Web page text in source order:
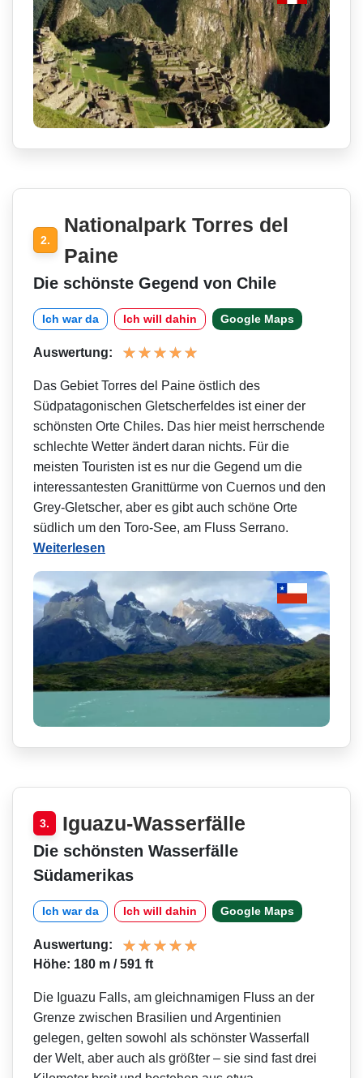
2.
Nationalpark Torres del
Paine
Die schönste Gegend von Chile
Ich war da Ich will dahin Google Maps
Auswertung:
Das Gebiet Torres del Paine östlich des
Südpatagonischen Gletscherfeldes ist einer der
schönsten Orte Chiles. Das hier meist herrschende
schlechte Wetter ändert daran nichts. Für die
meisten Touristen ist es nur die Gegend um die
interessantesten Granittürme von Cuernos und den
Grey-Gletscher, aber es gibt auch schöne Orte
südlich um den Toro-See, am Fluss Serrano.
Weiterlesen
3. Iguazu-Wasserfälle
Die schönsten Wasserfälle
Südamerikas
Ich war da Ich will dahin Google Maps
Auswertung:
Höhe: 180 m / 591 ft
Die Iguazu Falls, am gleichnamigen Fluss an der
Grenze zwischen Brasilien und Argentinien
gelegen, gelten sowohl als schönster Wasserfall
der Welt, aber auch als größter – sie sind fast drei